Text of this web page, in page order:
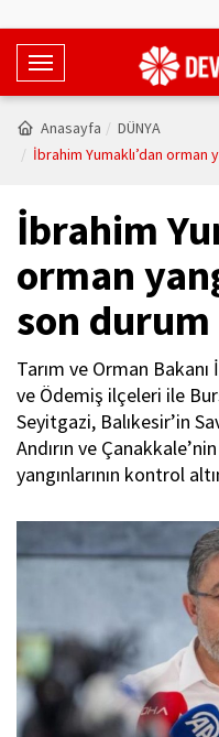
T
o
g
N
v
g
t
o
Anasayfa
DÜNYA
İbrahim Yumaklı’dan orman
İbrahim
orman
son
Tarım ve Orman
ve Ödemiş ilçeleri ile
Seyitgazi, Balıkesir’in
Andırın ve
yangınlarının kontrol